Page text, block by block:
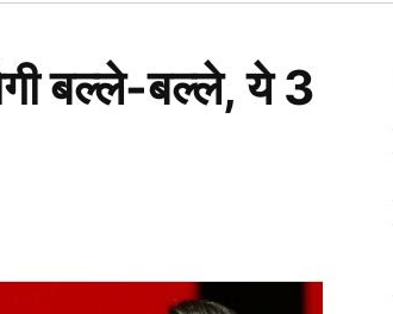
Open
बल्ले-बल्ले, ये 3